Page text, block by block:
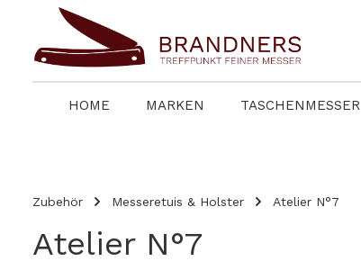
Zur Hauptnavigation springen
HOME MARKEN TASCHENMESSER
Zubehör Messeretuis & Holster Atelier N°7
Atelier N°7